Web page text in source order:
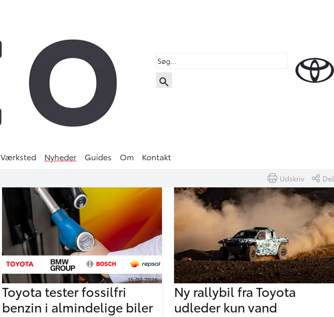
Værksted Nyheder Guides Om Kontakt
Udskriv Del
15.07.2026
Toyota tester fossilfri
benzin i almindelige biler
10.07.2026
Ny rallybil fra Toyota
udleder kun vand